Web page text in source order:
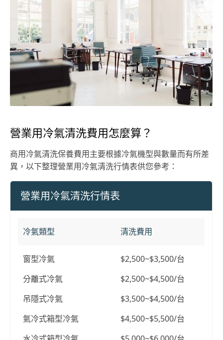
營業用冷氣清洗費用怎麼算？
商用冷氣清洗保養費用主要根據冷氣機型與數量而有所差
異，以下整理營業用冷氣清洗行情表供您參考：
營業用冷氣清洗行情表
冷氣類型 清洗費用
窗型冷氣
$2,500~$3,500/台
分離式冷氣
$2,500~$4,500/台
吊隱式冷氣
$3,500~$4,500/台
氣冷式箱型冷氣
$4,500~$5,500/台